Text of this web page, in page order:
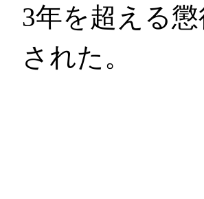
3年を超える
された。